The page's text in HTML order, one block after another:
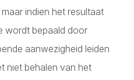
indien het resultaat
wordt bepaald door
aanwezigheid leiden
niet behalen van het